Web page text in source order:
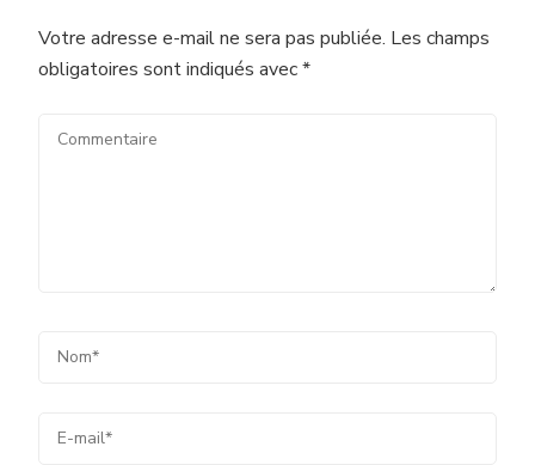
Votre adresse e-mail ne sera pas publiée. Les champs
obligatoires sont indiqués avec*